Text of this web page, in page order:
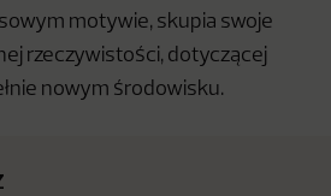
motywie, skupia swoje
rzeczywistości, dotyczącej
nowym środowisku.